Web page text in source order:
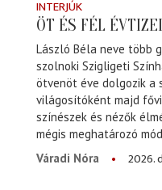
INTERJÚK
ÖT ÉS FÉL
László Béla neve több
szolnoki Szigligeti
ötvenöt éve dolgozik a
világosítóként majd
színészek és nézők
mégis meghatározó
Váradi Nóra
2026.